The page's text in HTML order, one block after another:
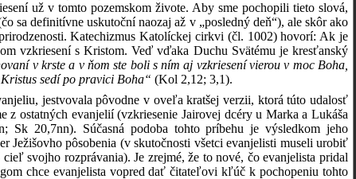
už v tomto pozemskom živote. Aby sme pochopili tieto slová,
sa definitívne uskutoční naozaj až v „posledný deň“), ale skôr ako
Katechizmus Katolíckej cirkvi (čl. 1002) hovorí: Ak je
vzkriesení s Kristom. Veď vďaka Duchu Svätému je kresťanský
v krste a v ňom ste boli s ním aj vzkriesení vierou v moc Boha,
sedí po pravici Boha“ (Kol 2,12; 3,1).
jestvovala pôvodne v oveľa kratšej verzii, ktorá túto udalosť
z ostatných evanjelií (vzkriesenie Jairovej dcéry u Marka a Lukáša
20,7nn). Súčasná podoba tohto príbehu je výsledkom jeho
Ježišovho pôsobenia (v skutočnosti všetci evanjelisti museli urobiť
svojho rozprávania). Je zrejmé, že to nové, čo evanjelista pridal
chce evanjelista vopred dať čitateľovi kľúč k pochopeniu tohto